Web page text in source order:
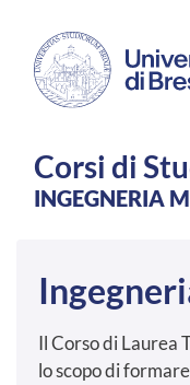
Corsi di
INGEGNERIA
Il Corso di Laurea
lo scopo di